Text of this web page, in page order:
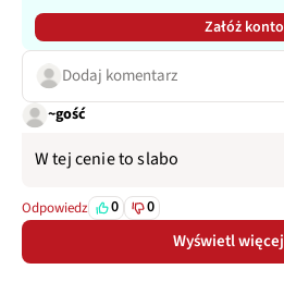
Załóż konto
Dodaj komentarz
~gość
W tej cenie to slabo
Odpowiedz 0 0
Wyświetl